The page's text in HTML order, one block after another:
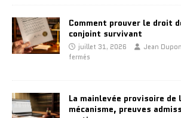
Comment prouver le droit
conjoint survivant
juillet 31, 2026 Jean
fermés
La mainlevée provisoire de
mécanisme, preuves